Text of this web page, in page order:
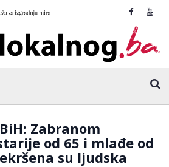
Zabranom
od 65 i mlađe od
su ljudska